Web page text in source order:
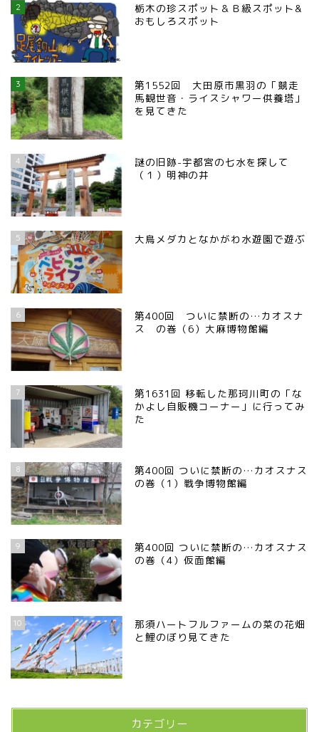
2
栃木の珍スポット＆Ｂ級スポット&
おもしろスポット
3
第1552回 大田原市黒羽の「競走
馬観世音・ライスシャワー供養塔」
を見てきた
4
謎の旧跡-宇都宮の七水を探して
（１）明神の井
5 大鳥メダカとなかがわ水遊園で遊ぶ
6
第400回 ついに禁断の…カオスナ
ス の巻（6）大麻博物館編
7
第1631回 移転した那珂川町の「な
かよし自販機コーナー」に行ってみ
た
8
第400回 ついに禁断の…カオスナス
の巻（1）戦争博物館編
9
第400回 ついに禁断の…カオスナス
の巻（4）仮面館編
10
那須ハートフルファームの菜の花畑
と鯉のぼり見てきた
カテゴリー